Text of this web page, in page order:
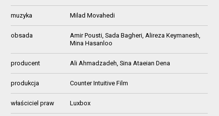
muzyka Milad Movahedi
obsada
Amir Pousti, Sada Bagheri, Alireza Keymanesh,
Mina Hasanloo
producent Ali Ahmadzadeh, Sina Ataeian Dena
produkcja Counter Intuitive Film
właściciel praw Luxbox